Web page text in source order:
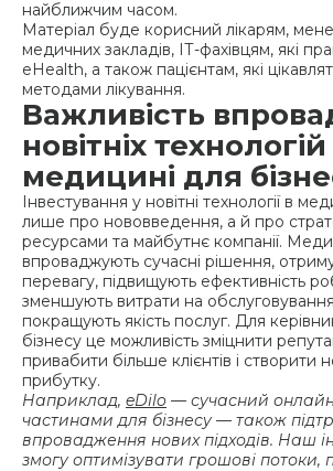
найближчим часом.
Матеріал буде корисний лікарям,
медичних закладів, ІТ-фахівцям, які
eHealth, а також пацієнтам, які
методами лікування.
Важливість
новітніх технологій
медицині для
Інвестування у новітні технології в
лише про нововведення, а й про
ресурсами та майбутнє компанії.
впроваджують сучасні рішення,
перевагу, підвищують ефективність
зменшують витрати на обслуговування
покращують якість послуг. Для
бізнесу це можливість зміцнити
привабити більше клієнтів і створити
прибутку.
Наприклад, eDilo — сучасний
частинами для бізнесу — також
впровадження нових підходів. Наш
змогу оптимізувати грошові потоки,